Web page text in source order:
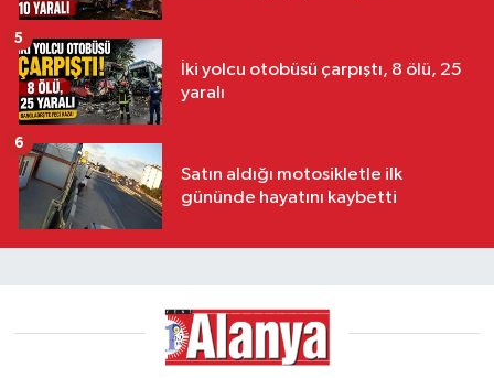
İki yolcu otobüsü çarpıştı, 8 ölü, 25
yaralı
5
Satın aldığı motosikletle ilk
gününde hayatını kaybetti
6